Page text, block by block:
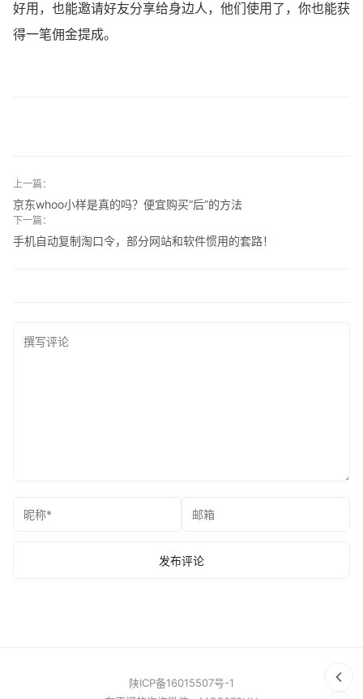
好用，也能邀请好友分享给身边人，他们使用了，你也能获
得一笔佣金提成。
上一篇：
京东whoo小样是真的吗？便宜购买“后”的方法
下一篇：
手机自动复制淘口令，部分网站和软件惯用的套路！
陕ICP备16015507号-1